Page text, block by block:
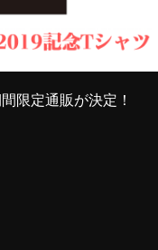
限定通販が決定！